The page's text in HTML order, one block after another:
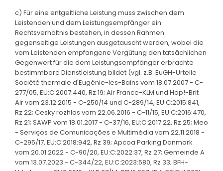
c) Für eine entgeltliche Leistung muss zwischen dem
Leistenden und dem Leistungsempfänger ein
Rechtsverhältnis bestehen, in dessen Rahmen
gegenseitige Leistungen ausgetauscht werden, wobei die
vom Leistenden empfangene Vergütung den tatsächlichen
Gegenwert für die dem Leistungsempfänger erbrachte
bestimmbare Dienstleistung bildet (vgl. z.B. EuGH-Urteile
Société thermale d'Eugénie-les-Bains vom 18.07.2007 - C-
277/05, EU:C:2007:440, Rz 19; Air France-KLM und Hop!-Brit
Air vom 23.12.2015 - C-250/14 und C-289/14, EU:C:2015:841,
Rz 22; Cesky rozhlas vom 22.06.2016 - C-11/15, EU:C:2016:470,
Rz 21; SAWP vom 18.01.2017 - C-37/16, EU:C:2017:22, Rz 25; Meo
- Serviços de Comunicações e Multimédia vom 22.11.2018 -
C-295/17, EU:C:2018:942, Rz 39; Apcoa Parking Danmark
vom 20.01.2022 - C-90/20, EU:C:2022:37, Rz 27; Gemeinde A
vom 13.07.2023 - C-344/22, EU:C:2023:580, Rz 33; BFH-